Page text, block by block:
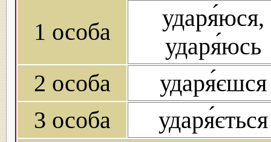
1 особа
ударя́юся,
ударя́юсь
2 особа
ударя́єшся
3 особа
ударя́ється